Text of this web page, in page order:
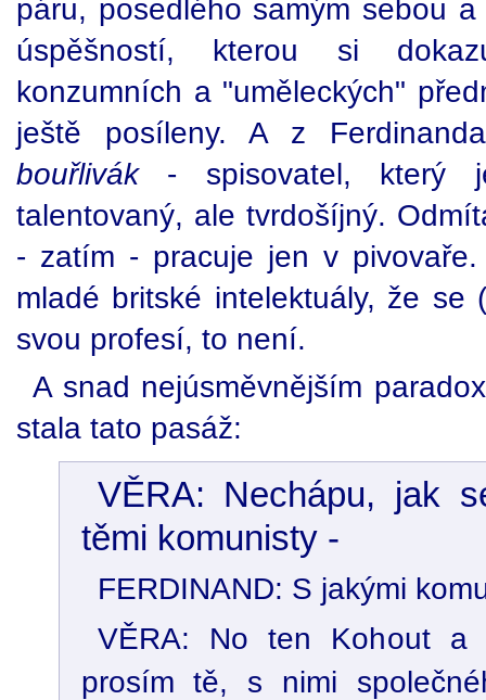
páru, posedlého samým sebou
úspěšností, kterou si
konzumních a "uměleckých"
ještě posíleny. A z
bouřlivák- spisovatel, který
talentovaný, ale tvrdošíjný.
- zatím - pracuje jen v
mladé britské intelektuály, že se
svou profesí, to není.
A snad nejúsměvnějším
stala tato pasáž:
VĚRA: Nechápu, jak
těmi komunisty -
FERDINAND: S jakými
VĚRA: No ten Kohout
prosím tě, s nimi